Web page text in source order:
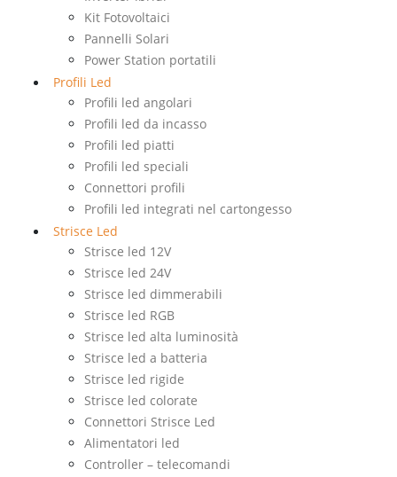
Kit Fotovoltaici
Pannelli Solari
Power Station portatili
Profili Led
Profili led angolari
Profili led da incasso
Profili led piatti
Profili led speciali
Connettori profili
Profili led integrati nel cartongesso
Strisce Led
Strisce led 12V
Strisce led 24V
Strisce led dimmerabili
Strisce led RGB
Strisce led alta luminosità
Strisce led a batteria
Strisce led rigide
Strisce led colorate
Connettori Strisce Led
Alimentatori led
Controller – telecomandi